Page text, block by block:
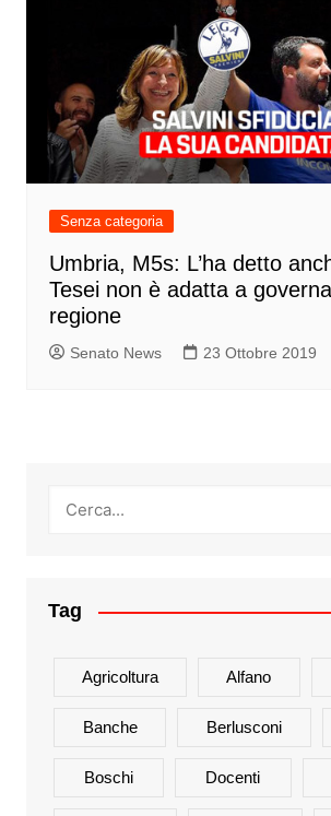
Senza categoria
Umbria, M5s: L’ha detto
Tesei non è adatta a
regione
Senato News 23 Ottobre 2019
Tag
Agricoltura Alfano
Banche Berlusconi
Boschi Docenti